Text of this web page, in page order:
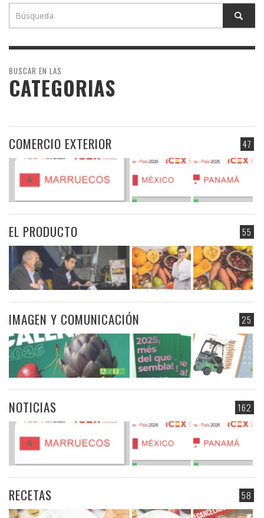
BUSCAR EN LAS
CATEGORIAS
47
COMERCIO EXTERIOR
55
EL PRODUCTO
25
IMAGEN Y COMUNICACIÓN
162
NOTICIAS
58
RECETAS